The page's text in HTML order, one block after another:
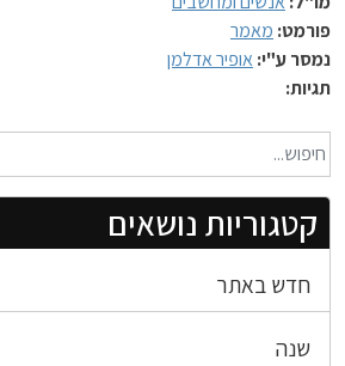
טקסט חופשי...
קטגוריות נושאים
חדש באתר
שנה
פורמט: מאמר
נמסר ע"י: אופיר אדלמן
תגיות: